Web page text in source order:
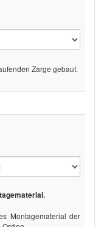
Zarge gebaut.
Montagematerial der